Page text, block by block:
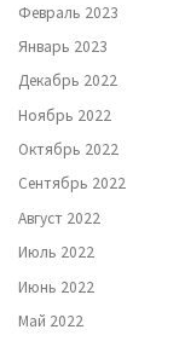
Февраль 2023
Январь 2023
Декабрь 2022
Ноябрь 2022
Октябрь 2022
Сентябрь 2022
Август 2022
Июль 2022
Июнь 2022
Май 2022